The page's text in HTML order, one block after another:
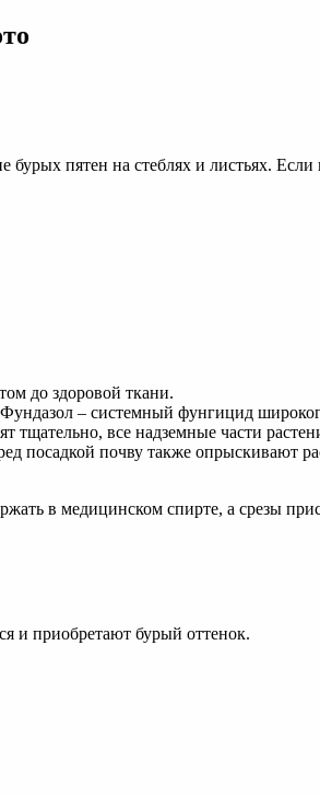
пятен на стеблях и листьях.
до здоровой ткани.
– системный фунгицид
тщательно, все надземные части
посадкой почву также опрыскивают
в медицинском спирте, а срезы
и приобретают бурый оттенок.